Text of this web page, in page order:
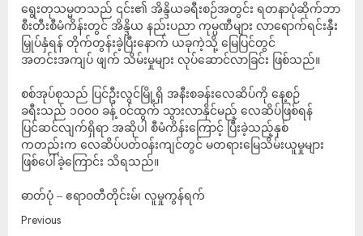
ရွေးတုသမ္မတသည် ၎င်း၏ အိန္ဒိယခရီးစဉ်အတွင်း ရတနာပုံဆိုက်ဘာ
စီးတီးစီမံကိန်းတွင် အိန္ဒိယ နည်းပညာ ကုမ္ပဏီများ လာရောက်ရင်းနှီး
မြှုပ်နှံရန် တိုက်တွန်းခဲ့ပြီးနောက် ယခုကဲ့သို့ မြေပြင်တွင်
အတင်းအကျပ် ဖျက် သိမ်းမှုများ လုပ်ဆောင်လာခြင်း ဖြစ်သည်။
စစ်အုပ်စုသည် ‎ပြင်ဦးလွင်မြို့ရှိ အနီးစခန်းလေဆိပ်ကို နေ့စဉ်
ခရီးသည် ၁၀၀၀ ခန့် ဝင်ထွက် သွားလာနိုင်မည့် လေဆိပ်ဖြစ်ရန်
ပြင်ဆင်လျက်ရှိရာ အဆိုပါ စီမံကိန်းကြောင့် ပြီးခဲ့သည့်နှစ်
ကတည်းက လေဆိပ်ပတ်ဝန်းကျင်တွင် မတရားမြေသိမ်းယူမှုများ
ဖြစ်ပေါ်ခဲ့ကြောင်း သိရသည်။
ဓာတ်ပုံ – ဧရာဝတီတိုင်းမ်၊ လူမှုကွန်ရက်
Previous